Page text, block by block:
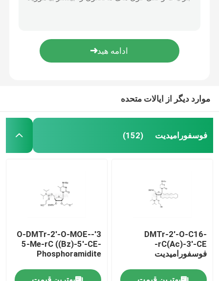
محصولات
فیلم های
موارد دیگر از ایالات متحده
فوسفورامیدیت (152)
DMTr-2'-O-C16-
rC(Ac)-3'-CE-
فوسفورامیدیت
3'-O-DMTr-2'-O-MOE-
5-Me-rC ((Bz)-5'-CE-
Phosphoramidite